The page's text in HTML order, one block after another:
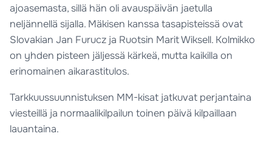
ajoasemasta, sillä hän oli avauspäivän jaetulla
neljännellä sijalla. Mäkisen kanssa tasapisteissä ovat
Slovakian Jan Furucz ja Ruotsin Marit Wiksell. Kolmikko
on yhden pisteen jäljessä kärkeä, mutta kaikilla on
erinomainen aikarastitulos.
Tarkkuussuunnistuksen MM-kisat jatkuvat perjantaina
viesteillä ja normaalikilpailun toinen päivä kilpaillaan
lauantaina.